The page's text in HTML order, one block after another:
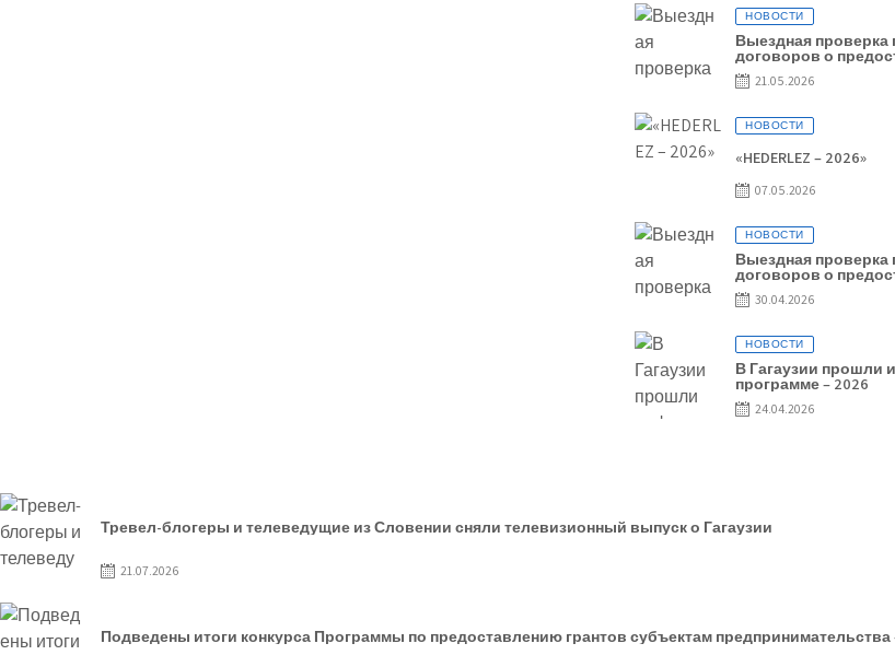
НОВОСТИ
Выездная
договоров о
Baurlukhouse
21.05.2026
НОВОСТИ
«HEDERLEZ – 2026»
07.05.2026
НОВОСТИ
Выездная
договоров о
Nic Oil Company
30.04.2026
НОВОСТИ
В Гагаузии прошли
программе – 2026
24.04.2026
Тревел-блогеры и телеведущие из Словении сняли телевизионный выпуск о Гагаузии
21.07.2026
Подведены итоги конкурса Программы по предоставлению грантов субъектам предпринимательства